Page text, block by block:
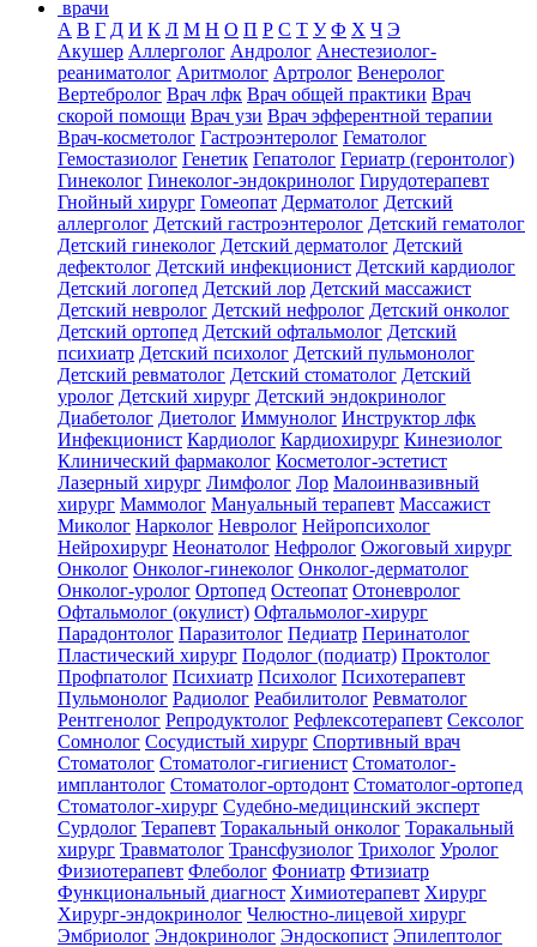
врачи
А В Г Д И К Л М Н О П Р С Т У Ф Х Ч Э
Акушер Аллерголог Андролог Анестезиолог-
реаниматолог Аритмолог Артролог Венеролог
Вертебролог Врач лфк Врач общей практики Врач
скорой помощи Врач узи Врач эфферентной терапии
Врач-косметолог Гастроэнтеролог Гематолог
Гемостазиолог Генетик Гепатолог Гериатр (геронтолог)
Гинеколог Гинеколог-эндокринолог Гирудотерапевт
Гнойный хирург Гомеопат Дерматолог Детский
аллерголог Детский гастроэнтеролог Детский гематолог
Детский гинеколог Детский дерматолог Детский
дефектолог Детский инфекционист Детский кардиолог
Детский логопед Детский лор Детский массажист
Детский невролог Детский нефролог Детский онколог
Детский ортопед Детский офтальмолог Детский
психиатр Детский психолог Детский пульмонолог
Детский ревматолог Детский стоматолог Детский
уролог Детский хирург Детский эндокринолог
Диабетолог Диетолог Иммунолог Инструктор лфк
Инфекционист Кардиолог Кардиохирург Кинезиолог
Клинический фармаколог Косметолог-эстетист
Лазерный хирург Лимфолог Лор Малоинвазивный
хирург Маммолог Мануальный терапевт Массажист
Миколог Нарколог Невролог Нейропсихолог
Нейрохирург Неонатолог Нефролог Ожоговый хирург
Онколог Онколог-гинеколог Онколог-дерматолог
Онколог-уролог Ортопед Остеопат Отоневролог
Офтальмолог (окулист) Офтальмолог-хирург
Парадонтолог Паразитолог Педиатр Перинатолог
Пластический хирург Подолог (подиатр) Проктолог
Профпатолог Психиатр Психолог Психотерапевт
Пульмонолог Радиолог Реабилитолог Ревматолог
Рентгенолог Репродуктолог Рефлексотерапевт Сексолог
Сомнолог Сосудистый хирург Спортивный врач
Стоматолог Стоматолог-гигиенист Стоматолог-
имплантолог Стоматолог-ортодонт Стоматолог-ортопед
Стоматолог-хирург Судебно-медицинский эксперт
Сурдолог Терапевт Торакальный онколог Торакальный
хирург Травматолог Трансфузиолог Трихолог Уролог
Физиотерапевт Флеболог Фониатр Фтизиатр
Функциональный диагност Химиотерапевт Хирург
Хирург-эндокринолог Челюстно-лицевой хирург
Эмбриолог Эндокринолог Эндоскопист Эпилептолог